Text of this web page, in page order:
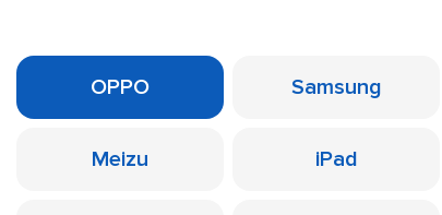
OPPO Samsung
Meizu iPad